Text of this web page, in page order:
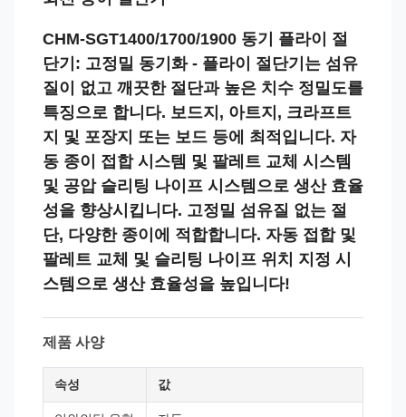
CHM-SGT1400/1700/1900 동기 플라이 절
단기: 고정밀 동기화 - 플라이 절단기는 섬유
질이 없고 깨끗한 절단과 높은 치수 정밀도를
특징으로 합니다. 보드지, 아트지, 크라프트
지 및 포장지 또는 보드 등에 최적입니다. 자
동 종이 접합 시스템 및 팔레트 교체 시스템
및 공압 슬리팅 나이프 시스템으로 생산 효율
성을 향상시킵니다. 고정밀 섬유질 없는 절
단, 다양한 종이에 적합합니다. 자동 접합 및
팔레트 교체 및 슬리팅 나이프 위치 지정 시
스템으로 생산 효율성을 높입니다!
제품 사양
속성 값